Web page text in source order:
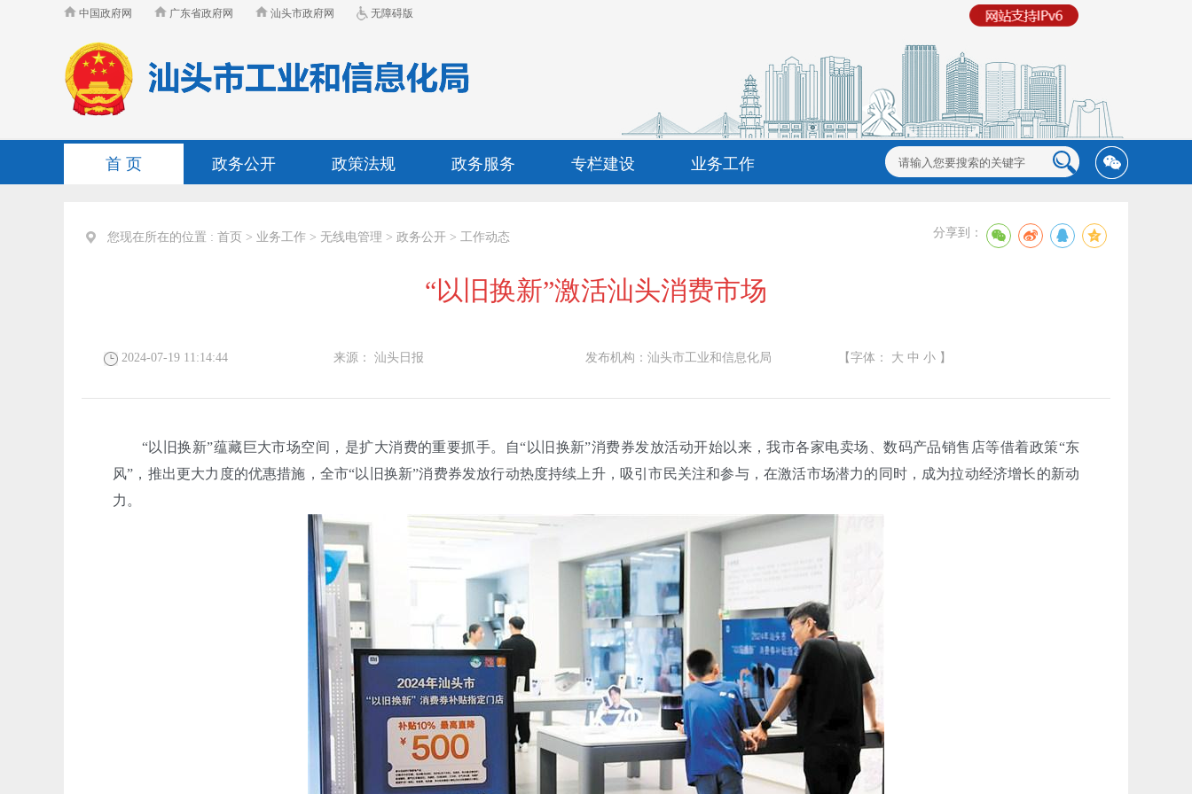
中国政府网 广东省政府网 汕头市政府网 无障碍版
首 页 政务公开 政策法规 政务服务 专栏建设 业务工作
您现在所在的位置 : 首页 > 业务工作 > 无线电管理 > 政务公开 > 工作动态 分享到：
“以旧换新”激活汕头消费市场
2024-07-19 11:14:44 来源： 汕头日报 发布机构：汕头市工业和信息化局 【字体： 大 中 小 】
“以旧换新”蕴藏巨大市场空间，是扩大消费的重要抓手。自“以旧换新”消费券发放活动开始以来，我市各家电卖场、数码产品销售店等借着政策“东
风”，推出更大力度的优惠措施，全市“以旧换新”消费券发放行动热度持续上升，吸引市民关注和参与，在激活市场潜力的同时，成为拉动经济增长的新动
力。